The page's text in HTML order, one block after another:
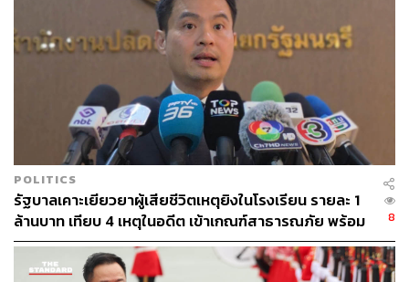
ทั้งนี้ รถยนต์ไฟฟ้าถือเป็น สินค้าควบคุมฉลากตามประกาศ
คณะกรรมการว่าด้วยฉลาก เรื่อง ให้รถยนต์และรถยนต์ไฟฟ้า
เป็นสินค้าที่ควบคุมฉลาก ซึ่งประกาศในราชกิจจานุเบกษา
เมื่อวันที่ 22 กันยายน 2568 และบังคับใช้ภายใต้พระราช
บัญญัติคุ้มครองผู้บริโภค พ.ศ. 2522 กำหนดให้ผู้ประกอบ
ธุรกิจต้องแสดง “ฉลาก” ที่มีข้อความถูกต้อง ครบถ้วน เห็น
และอ่านได้ชัดเจนที่ตัวรถ หากผู้ประกอบธุรกิจฝ่าฝืน มีโทษจำ
คุกไม่เกิน 6 เดือน ปรับไม่เกิน 100,000 บาท หรือทั้งจำทั้งปรับ
ตามมาตรา 52 แห่งพระราชบัญญัติคุ้มครองผู้บริโภค พ.ศ.
2522
“ดิฉันขอฝากถึงผู้ประกอบการรถยนต์ไฟฟ้าทุกรายว่า ฉลาก
สินค้าไม่ใช่เพียงป้ายติดรถ แต่คือคำสัญญาที่ท่านให้ไว้กับผู้
บริโภค ขอให้แสดงข้อมูลในฉลากครบถ้วน เที่ยงตรง ไม่เกิน
POLITICS
รัฐบาลเคาะเยียวยาผู้เสียชีวิตเหตุยิงในโรงเรียน รายละ 1
ล้านบาท เทียบ 4 เหตุในอดีต เข้าเกณฑ์สาธารณภัย พร้อม
เร่งจ่ายโดยเร็ว
8